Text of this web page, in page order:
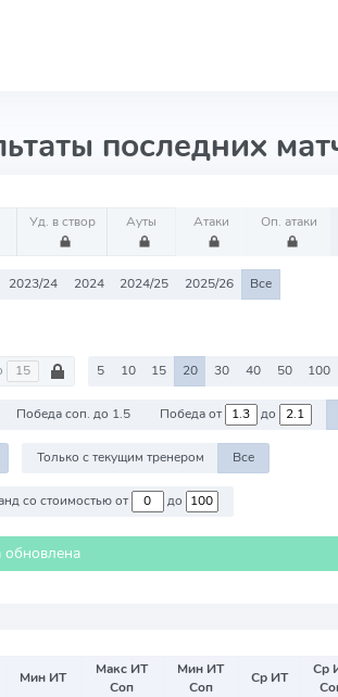
последних
Уд. в створ Ауты Атаки Оп. атаки
2023/24 2024 2024/25 2025/26 Все
5 10 15 20 30 40 50 100
Победа соп. до 1.5 Победа от до
Только с текущим тренером Все
Против команд со стоимостью от до
обновлена
Мин ИТ
Макс ИТ
Соп
Мин ИТ
Соп
Ср ИТ
Ср